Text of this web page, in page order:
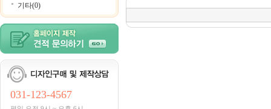
기타(0)
031-123-4567